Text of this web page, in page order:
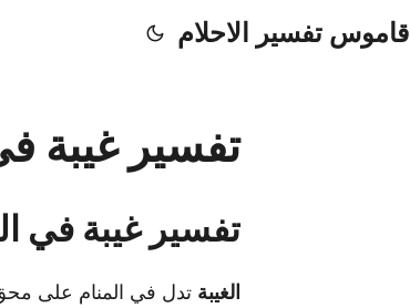
قاموس تفسير الاحلام
تفسير غيبة
تفسير غيبة في
الغيبة تدل في المنام على محق